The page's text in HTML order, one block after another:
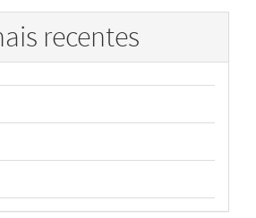
recentes